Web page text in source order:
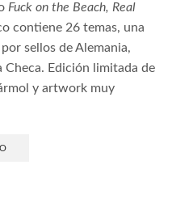
Fuck on the Beach, Real
contiene 26 temas, una
sellos de Alemania,
Checa. Edición limitada de
y artwork muy